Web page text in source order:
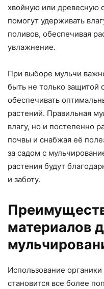
хвойную или древесную
помогут удерживать
поливов, обеспечивая
увлажнение.
При выборе мульчи
быть не только защитой
обеспечивать
растений. Правильная
влагу, но и постепенно
почвы и снабжая её
за садом с
растения будут
и заботу.
материалов
Использование
становится все более